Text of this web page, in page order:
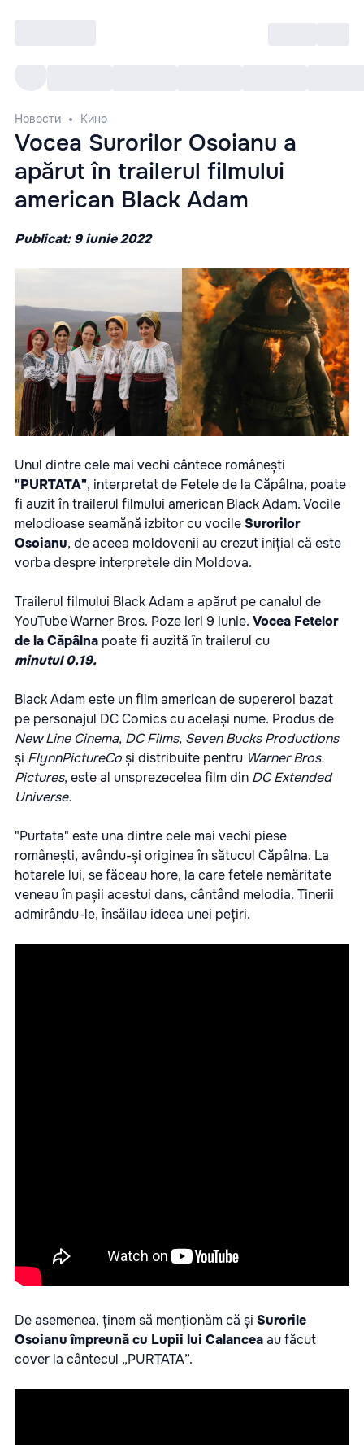
Новости Кино
Vocea Surorilor Osoianu a
apărut în trailerul filmului
american Black Adam
Publicat: 9 iunie 2022
Unul dintre cele mai vechi cântece românești
"PURTATA", interpretat de Fetele de la Căpâlna, poate
fi auzit în trailerul filmului american Black Adam. Vocile
melodioase seamănă izbitor cu vocileSurorilor
Osoianu, de aceea moldovenii au crezut inițial că este
vorba despre interpretele din Moldova.
Trailerul filmului Black Adam a apărut pe canalul de
YouTube Warner Bros. Poze ieri 9 iunie. Vocea Fetelor
de la Căpâlna poate fi auzită în trailerul cu
minutul0.19.
Black Adam este un film american de supereroi bazat
pe personajul DC Comics cu același nume. Produs de
New Line Cinema, DC Films, Seven Bucks Productions
și FlynnPictureCoși distribuite pentru Warner Bros.
Pictures, este al unsprezecelea film din DC Extended
Universe.
"Purtata" este una dintre cele mai vechi piese
românești, avându-și originea în sătucul Căpâlna. La
hotarele lui, se făceau hore, la care fetele nemăritate
veneau în pașii acestui dans, cântând melodia. Tinerii
admirându-le, însăilau ideea unei pețiri.
De asemenea, ținem să menționăm că și Surorile
Osoianu împreună cu Lupii lui Calanceaau făcut
cover la cântecul „PURTATA”.